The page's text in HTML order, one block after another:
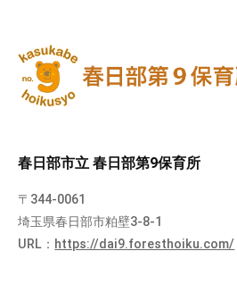
春日部市立 春日部第9保育所
〒344-0061
埼玉県春日部市粕壁3-8-1
URL： https://dai9.foresthoiku.com/